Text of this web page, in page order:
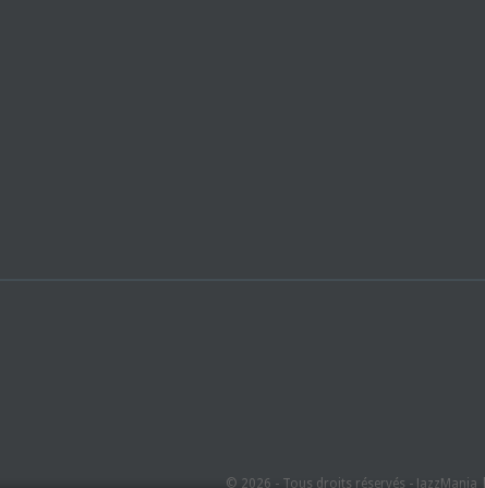
© 2026 - Tous droits réservés - JazzMania |